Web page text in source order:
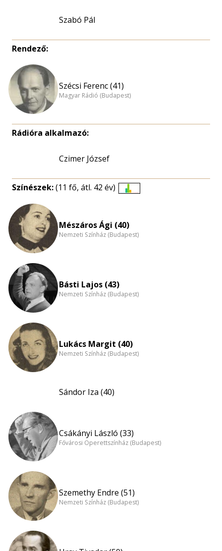
Szabó Pál
Rendező:
Szécsi Ferenc (41)
Magyar Rádió (Budapest)
Rádióra alkalmazó:
Czimer József
Színészek:(11 fő, átl. 42 év)
nagyítása
Mészáros Ági (40)
Nemzeti Színház (Budapest)
Básti Lajos (43)
Nemzeti Színház (Budapest)
Lukács Margit (40)
Nemzeti Színház (Budapest)
Sándor Iza (40)
Csákányi László (33)
Fővárosi Operettszínház (Budapest)
Szemethy Endre (51)
Nemzeti Színház (Budapest)